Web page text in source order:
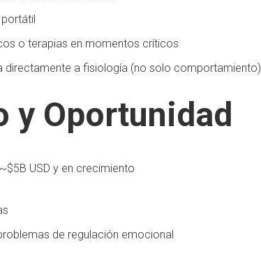
o terapias en momentos críticos
directamente a fisiología (no solo comportamiento)
y Oportunidad
USD y en crecimiento
de regulación emocional